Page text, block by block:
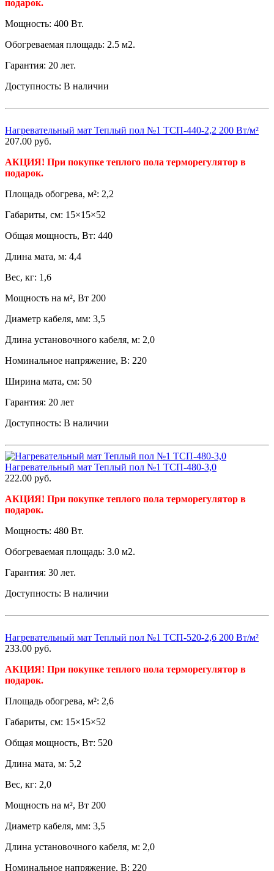
подарок.
Мощность: 400 Вт.
Обогреваемая площадь: 2.5 м2.
Гарантия: 20 лет.
Доступность: В наличии
Нагревательный мат Теплый пол №1 ТСП-440-2,2 200 Вт/м²
207.00 руб.
АКЦИЯ! При покупке теплого пола терморегулятор в
подарок.
Площадь обогрева, м²: 2,2
Габариты, см: 15×15×52
Общая мощность, Вт: 440
Длина мата, м: 4,4
Вес, кг: 1,6
Мощность на м², Вт 200
Диаметр кабеля, мм: 3,5
Длина установочного кабеля, м: 2,0
Номинальное напряжение, В: 220
Ширина мата, см: 50
Гарантия: 20 лет
Доступность: В наличии
Нагревательный мат Теплый пол №1 ТСП-480-3,0
222.00 руб.
АКЦИЯ! При покупке теплого пола терморегулятор в
подарок.
Мощность: 480 Вт.
Обогреваемая площадь: 3.0 м2.
Гарантия: 30 лет.
Доступность: В наличии
Нагревательный мат Теплый пол №1 ТСП-520-2,6 200 Вт/м²
233.00 руб.
АКЦИЯ! При покупке теплого пола терморегулятор в
подарок.
Площадь обогрева, м²: 2,6
Габариты, см: 15×15×52
Общая мощность, Вт: 520
Длина мата, м: 5,2
Вес, кг: 2,0
Мощность на м², Вт 200
Диаметр кабеля, мм: 3,5
Длина установочного кабеля, м: 2,0
Номинальное напряжение, В: 220